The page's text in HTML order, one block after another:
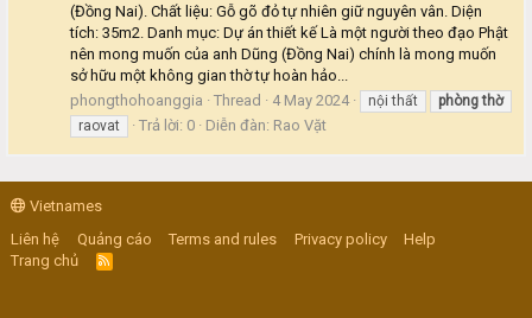
(Đồng Nai). Chất liệu: Gỗ gõ đỏ tự nhiên giữ nguyên vân. Diện
tích: 35m2. Danh mục: Dự án thiết kế Là một người theo đạo Phật
nên mong muốn của anh Dũng (Đồng Nai) chính là mong muốn
sở hữu một không gian thờ tự hoàn hảo...
phongthohoanggia
Thread 4 May 2024 nội thất phòng thờ
raovat
Trả lời: 0 Diễn đàn: Rao Vặt
Vietnames
Liên hệ
Quảng cáo Terms and rules Privacy policy
Help
Trang chủ
R
S